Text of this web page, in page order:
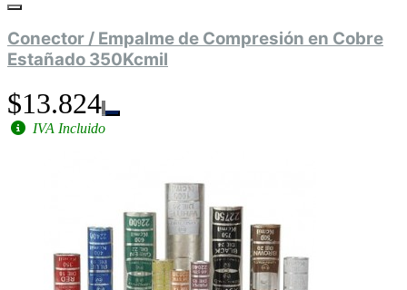
Conector / Empalme de Compresión en Cobre
Estañado 350Kcmil
$13.824
IVA Incluido